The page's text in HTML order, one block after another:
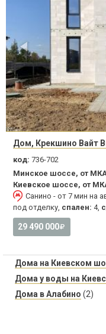
Дом, Крекшино Вайт
код: 736-702
Минское шоссе, от
Киевское шоссе, от
Санино - от 7 мин на
под отделку, спален: 4,
29 490 000
Дома на Киевском
Дома у воды на
Дома в Алабино (2)